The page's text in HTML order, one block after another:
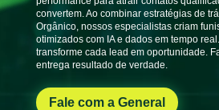
convertem. Ao combinar estratégias de
Orgânico, nossos especialistas criam
otimizados com IA e dados em tempo
transforme cada lead em oportunidade.
entrega resultado de verdade.
Fale com a General